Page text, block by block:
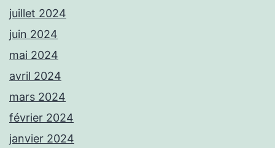
juillet 2024
juin 2024
mai 2024
avril 2024
mars 2024
février 2024
janvier 2024